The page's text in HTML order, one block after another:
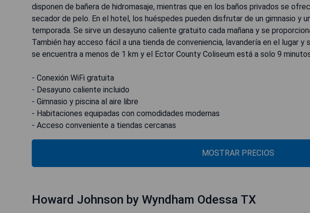
disponen de bañera de hidromasaje, mientras que en los baños privados se
secador de pelo. En el hotel, los huéspedes pueden disfrutar de un gimnasio y
temporada. Se sirve un desayuno caliente gratuito cada mañana y se
También hay acceso fácil a una tienda de conveniencia, lavandería en el lugar y
se encuentra a menos de 1 km y el Ector County Coliseum está a solo 9
- Conexión WiFi gratuita
- Desayuno caliente incluido
- Gimnasio y piscina al aire libre
- Habitaciones equipadas con comodidades modernas
- Acceso conveniente a tiendas cercanas
MOSTRAR PRECIOS
Howard Johnson by Wyndham Odessa TX